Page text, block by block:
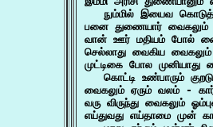
நும்மில் இயைவ
பனை துணையார் வைகலும்
வான் ஊர் மதியம் போல்
செல்லாது வைகிய
முட்டிகை போல முனியாது
கொட்டி உண்பாரும்
வைகலும் ஏரும் வலம் -
வரு விருந்து வைகலும்
எய்துவது எய்தாமை முன்